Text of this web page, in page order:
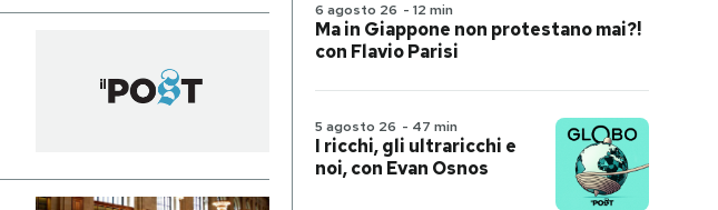
6 agosto 26 - 12 min
Ma in Giappone non protestano mai?!
con Flavio Parisi
5 agosto 26 - 47 min
I ricchi, gli ultraricchi e
noi, con Evan Osnos